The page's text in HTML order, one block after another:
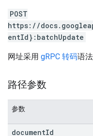
POST
https://
entId}:batchUpdate
网址采用 gRPC 转码语法
路径参数
参数
documentId